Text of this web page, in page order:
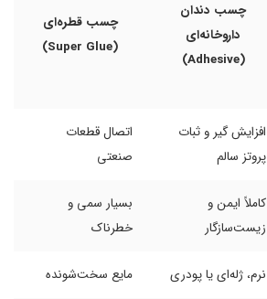
چسب دندان
داروخانه‌ای
(Adhesive)
چسب قطره‌ای
(Super Glue)
افزایش گیر و ثبات
پروتز سالم
اتصال قطعات
صنعتی
کاملاً ایمن و
زیست‌سازگار
بسیار سمی و
خطرناک
نرم، ژله‌ای یا پودری مایع سخت‌شونده